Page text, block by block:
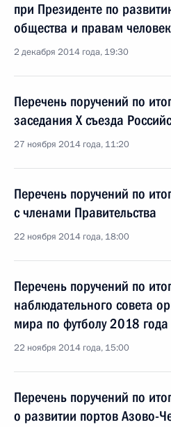
при Президенте по
общества и правам
2 декабря 2014 года, 19:30
Перечень поручений по
заседания X съезда
27 ноября 2014 года, 11:20
Перечень поручений по
с членами Правительства
22 ноября 2014 года, 18:00
Перечень поручений по
наблюдательного совета
мира по футболу 2018 года
22 ноября 2014 года, 15:00
Перечень поручений по
о развитии портов Азово-